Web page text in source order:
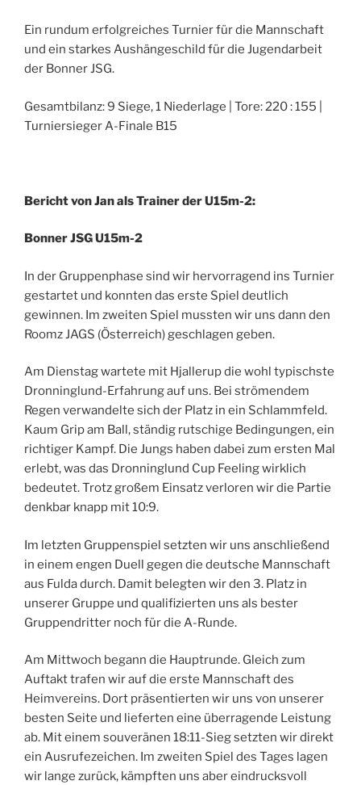
Ein rundum erfolgreiches Turnier für die Mannschaft
und ein starkes Aushängeschild für die Jugendarbeit
der Bonner JSG.
Gesamtbilanz: 9 Siege, 1 Niederlage | Tore: 220 : 155 |
Turniersieger A-Finale B15
Bericht von Jan als Trainer der U15m-2:
Bonner JSG U15m-2
In der Gruppenphase sind wir hervorragend ins Turnier
gestartet und konnten das erste Spiel deutlich
gewinnen. Im zweiten Spiel mussten wir uns dann den
Roomz JAGS (Österreich) geschlagen geben.
Am Dienstag wartete mit Hjallerup die wohl typischste
Dronninglund-Erfahrung auf uns. Bei strömendem
Regen verwandelte sich der Platz in ein Schlammfeld.
Kaum Grip am Ball, ständig rutschige Bedingungen, ein
richtiger Kampf. Die Jungs haben dabei zum ersten Mal
erlebt, was das Dronninglund Cup Feeling wirklich
bedeutet. Trotz großem Einsatz verloren wir die Partie
denkbar knapp mit 10:9.
Im letzten Gruppenspiel setzten wir uns anschließend
in einem engen Duell gegen die deutsche Mannschaft
aus Fulda durch. Damit belegten wir den 3. Platz in
unserer Gruppe und qualifizierten uns als bester
Gruppendritter noch für die A-Runde.
Am Mittwoch begann die Hauptrunde. Gleich zum
Auftakt trafen wir auf die erste Mannschaft des
Heimvereins. Dort präsentierten wir uns von unserer
besten Seite und lieferten eine überragende Leistung
ab. Mit einem souveränen 18:11-Sieg setzten wir direkt
ein Ausrufezeichen. Im zweiten Spiel des Tages lagen
wir lange zurück, kämpften uns aber eindrucksvoll